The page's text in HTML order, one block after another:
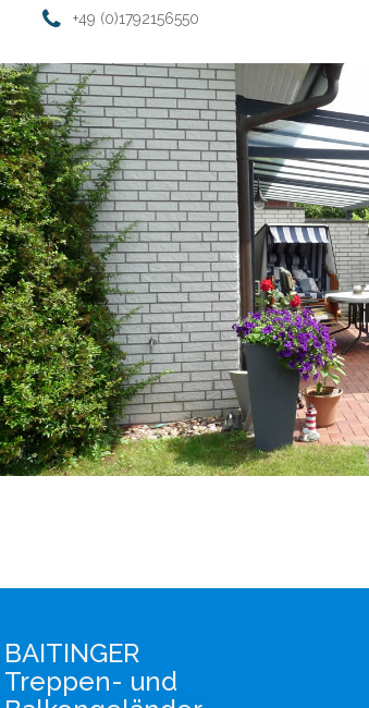
+49 (0)1792156550
BAITINGER
Treppen- und